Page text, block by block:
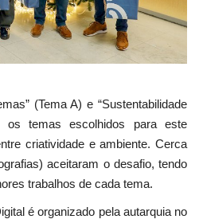
(Tema A) e “Sustentabilidade
os temas escolhidos para este
criatividade e ambiente. Cerca
aceitaram o desafio, tendo
trabalhos de cada tema.
é organizado pela autarquia no